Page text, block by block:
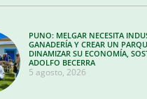
PUNO: MELGAR NECESITA
GANADERÍA Y CREAR UN
DINAMIZAR SU ECONOMÍA,
ADOLFO BECERRA
5 agosto, 2026